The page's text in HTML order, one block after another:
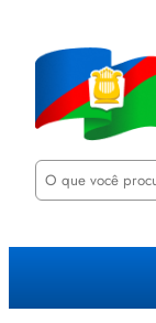
P
u
a